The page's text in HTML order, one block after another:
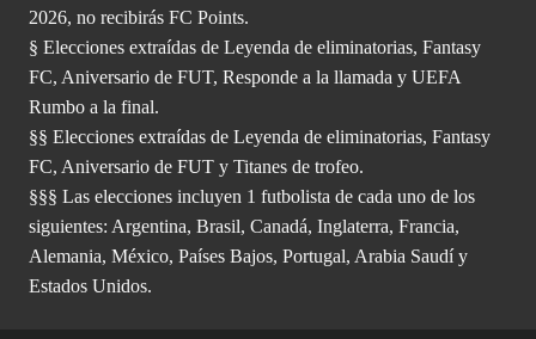
2026, no recibirás FC Points.
§ Elecciones extraídas de Leyenda de eliminatorias, Fantasy
FC, Aniversario de FUT, Responde a la llamada y UEFA
Rumbo a la final.
§§ Elecciones extraídas de Leyenda de eliminatorias, Fantasy
FC, Aniversario de FUT y Titanes de trofeo.
§§§ Las elecciones incluyen 1 futbolista de cada uno de los
siguientes: Argentina, Brasil, Canadá, Inglaterra, Francia,
Alemania, México, Países Bajos, Portugal, Arabia Saudí y
Estados Unidos.